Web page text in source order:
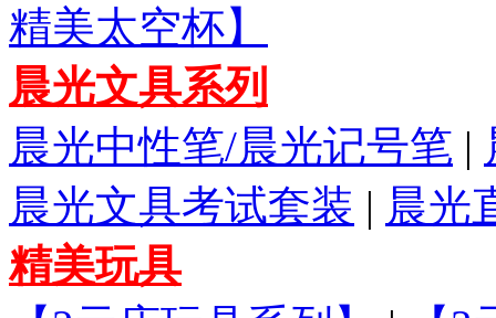
精美太空杯】
晨光文具系列
晨光中性笔/晨光记号笔 |
晨光文具考试套装 | 晨光
精美玩具